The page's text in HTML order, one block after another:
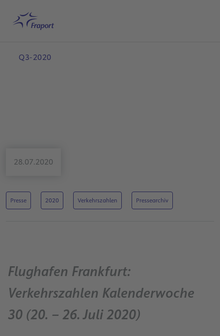
Startseite
Q3-2020
28.07.2020
Presse 2020 Verkehrszahlen Pressearchiv
Flughafen Frankfurt:
Verkehrszahlen Kalenderwoche
30 (20. – 26. Juli 2020)